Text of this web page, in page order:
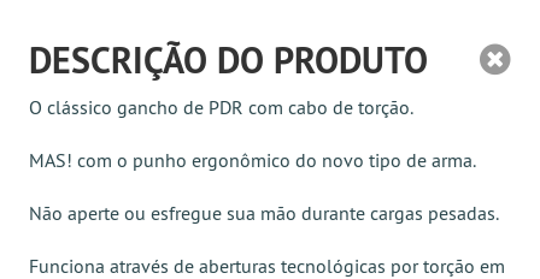
DESCRIÇÃO DO PRODUTO
O clássico gancho de PDR com cabo de torção.
MAS! com o punho ergonômico do novo tipo de arma.
Não aperte ou esfregue sua mão durante cargas pesadas.
Funciona através de aberturas tecnológicas por torção em